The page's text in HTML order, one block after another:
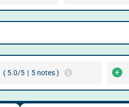
( 5.0/5 | 5 notes )